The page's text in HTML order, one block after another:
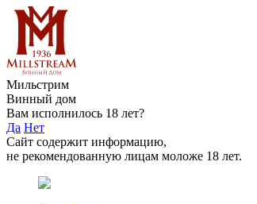
Мильстрим
Винный дом
Вам исполнилось 18 лет?
Да Нет
Сайт содержит информацию,
не рекомендованную лицам моложе 18 лет.